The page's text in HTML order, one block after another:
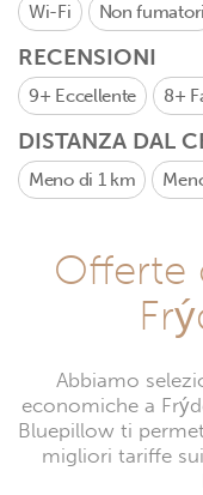
Wi-Fi Non fumatori
RECENSIONI
9+ Eccellente 8+
DISTANZA DAL
Meno di 1 km
Offerte
Abbiamo
economiche a
Bluepillow ti
migliori tariffe